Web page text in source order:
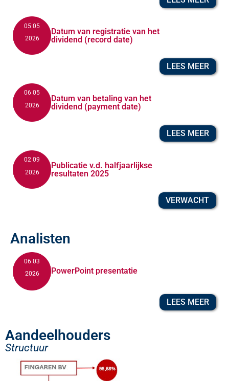
05 05
2026
Datum van registratie van het
dividend (record date)
LEES MEER
06 05
2026
Datum van betaling van het
dividend (payment date)
LEES MEER
02 09
2026
Publicatie v.d. halfjaarlijkse
resultaten 2025
VERWACHT
Analisten
06 03
2026
PowerPoint presentatie
LEES MEER
Aandeelhouders
Structuur